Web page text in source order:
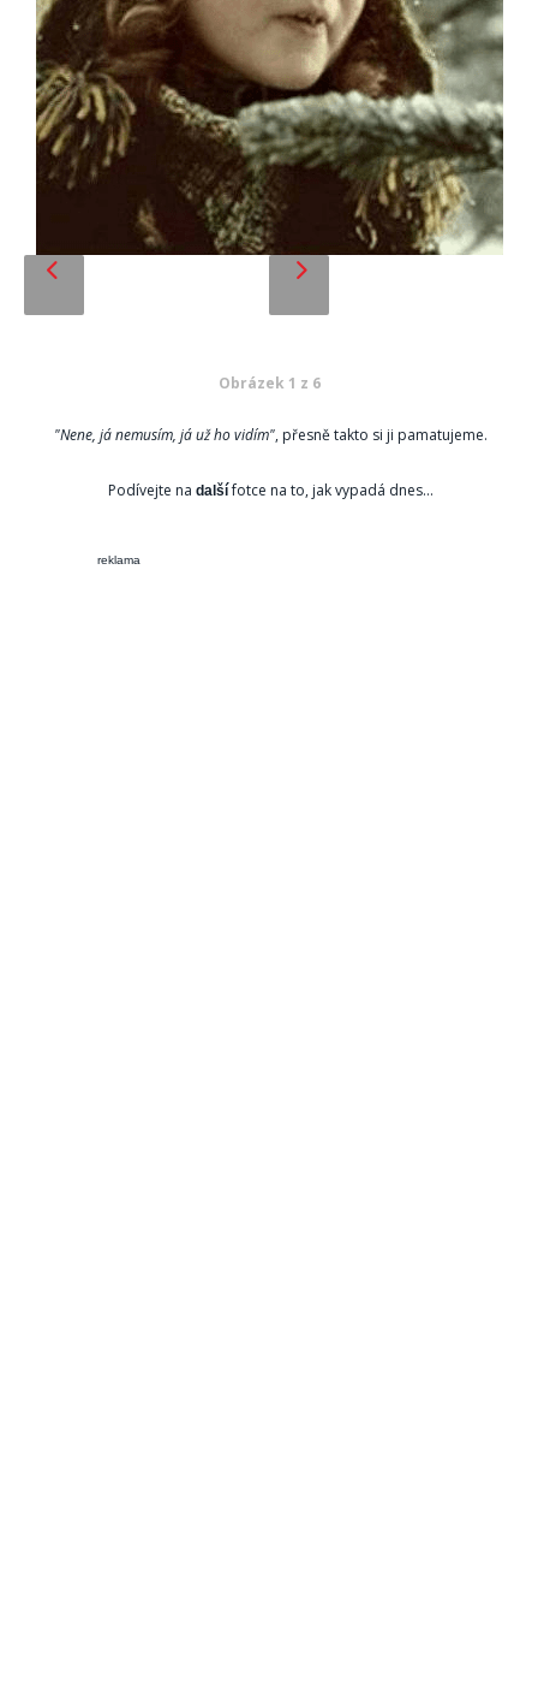
Obrázek 1 z 6
"Nene, já nemusím, já už ho vidím", přesně takto si ji pamatujeme.
Podívejte na dalšífotce na to, jak vypadá dnes...
reklama